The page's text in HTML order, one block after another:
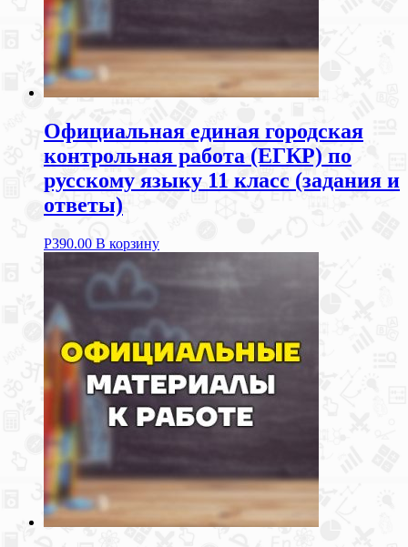
Официальная единая городская
контрольная работа (ЕГКР) по
русскому языку 11 класс (задания и
ответы)
Р390.00 В корзину